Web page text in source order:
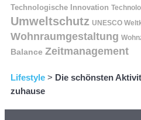
Technologische Innovation
Umweltschutz UNESCO
Wohnraumgestaltung
Balance Zeitmanagement
Lifestyle > Die schönsten
zuhause